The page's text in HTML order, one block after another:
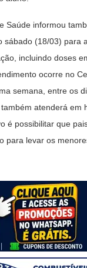
Saúde informou
sábado (18/03) para
incluindo doses
ocorre no
semana, entre os
atenderá em
é possibilitar que
para levar os